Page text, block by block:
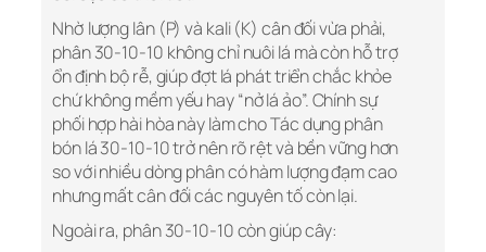
Nhờ lượng lân (P) và kali (K) cân đối vừa phải,
phân 30-10-10 không chỉ nuôi lá mà còn hỗ trợ
ổn định bộ rễ, giúp đợt lá phát triển chắc khỏe
chứ không mềm yếu hay “nở lá ảo”. Chính sự
phối hợp hài hòa này làm cho Tác dụng phân
bón lá 30-10-10 trở nên rõ rệt và bền vững hơn
so với nhiều dòng phân có hàm lượng đạm cao
nhưng mất cân đối các nguyên tố còn lại.
Ngoài ra, phân 30-10-10 còn giúp cây: